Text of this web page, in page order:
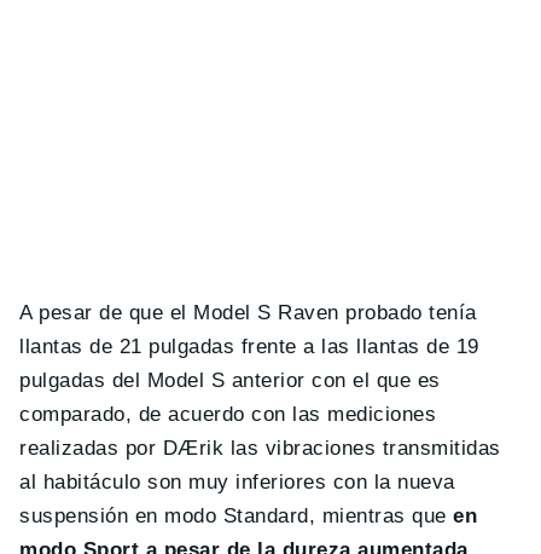
A pesar de que el Model S Raven probado tenía
llantas de 21 pulgadas frente a las llantas de 19
pulgadas del Model S anterior con el que es
comparado, de acuerdo con las mediciones
realizadas por DÆrik las vibraciones transmitidas
al habitáculo son muy inferiores con la nueva
suspensión en modo Standard, mientras queen